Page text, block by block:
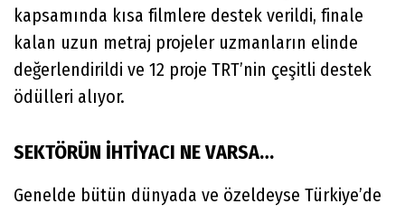
kapsamında kısa filmlere destek verildi, finale
kalan uzun metraj projeler uzmanların elinde
değerlendirildi ve 12 proje TRT’nin çeşitli destek
ödülleri alıyor.
SEKTÖRÜN İHTİYACI NE VARSA…
Genelde bütün dünyada ve özeldeyse Türkiye’de